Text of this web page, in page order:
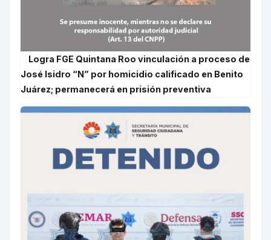
Logra FGE Quintana Roo vinculación a proceso de
José Isidro “N” por homicidio calificado en Benito
Juárez; permanecerá en prisión preventiva